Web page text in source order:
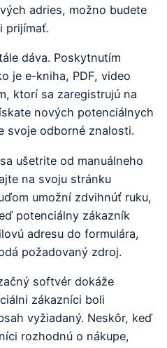
adries, možno budete
prijímať.
dáva. Poskytnutím
je e-kniha, PDF, video
ktorí sa zaregistrujú na
nových potenciálnych
svoje odborné znalosti.
ušetrite od manuálneho
na svoju stránku
umožní zdvihnúť ruku,
potenciálny zákazník
adresu do formulára,
požadovaný zdroj.
softvér dokáže
zákazníci boli
vyžiadaný. Neskôr, keď
rozhodnú o nákupe,